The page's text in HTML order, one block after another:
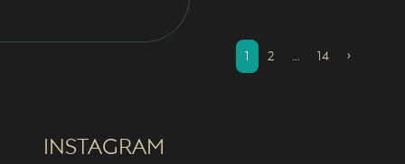
1 2 … 14 ›
INSTAGRAM